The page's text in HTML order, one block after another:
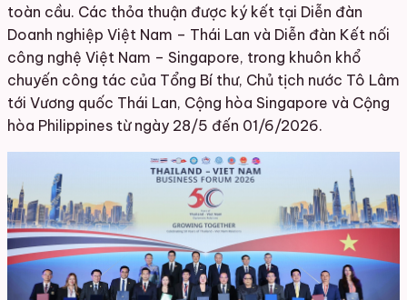
toàn cầu. Các thỏa thuận được ký kết tại Diễn đàn
Doanh nghiệp Việt Nam – Thái Lan và Diễn đàn Kết nối
công nghệ Việt Nam – Singapore, trong khuôn khổ
chuyến công tác của Tổng Bí thư, Chủ tịch nước Tô Lâm
tới Vương quốc Thái Lan, Cộng hòa Singapore và Cộng
hòa Philippines từ ngày 28/5 đến 01/6/2026.